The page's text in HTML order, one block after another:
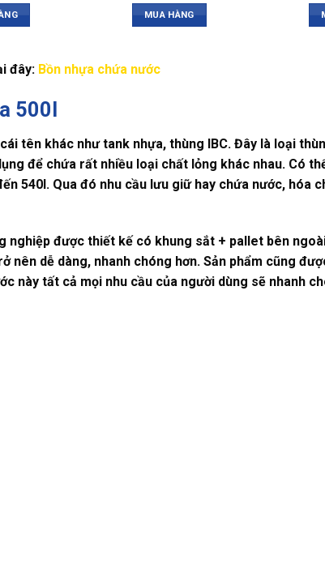
MUA HÀNG
đây: Bồn nhựa chứa nước
500l
tên khác như tank nhựa, thùng IBC. Đây là loại
để chứa rất nhiều loại chất lỏng khác nhau. Có
540l. Qua đó nhu cầu lưu giữ hay chứa nước, hóa
nghiệp được thiết kế có khung sắt + pallet bên
nên dễ dàng, nhanh chóng hơn. Sản phẩm cũng
này tất cả mọi nhu cầu của người dùng sẽ nhanh